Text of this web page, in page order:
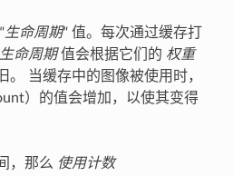
"生命周期"值。每次通过缓存打
生命周期值会根据它们的 权重
。 当缓存中的图像被使用时，
）的值会增加，以使其变得
，那么 使用计数